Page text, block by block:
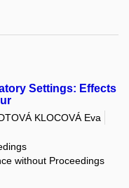
Settings: Effects
KLOCOVÁ Eva
without Proceedings